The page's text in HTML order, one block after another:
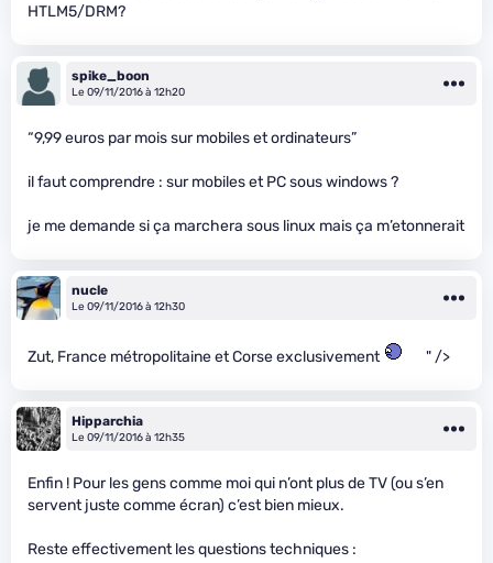
HTLM5/DRM?
spike_boon
Le 09/11/2016 à 12h20
“9,99 euros par mois sur mobiles et ordinateurs”
il faut comprendre : sur mobiles et PC sous windows ?
je me demande si ça marchera sous linux mais ça m’etonnerait
nucle
Le 09/11/2016 à 12h30
Zut, France métropolitaine et Corse exclusivement " />
Hipparchia
Le 09/11/2016 à 12h35
Enfin ! Pour les gens comme moi qui n’ont plus de TV (ou s’en
servent juste comme écran) c’est bien mieux.
Reste effectivement les questions techniques :